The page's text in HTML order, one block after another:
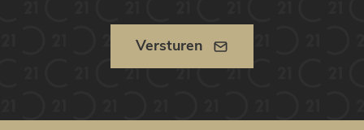
Versturen